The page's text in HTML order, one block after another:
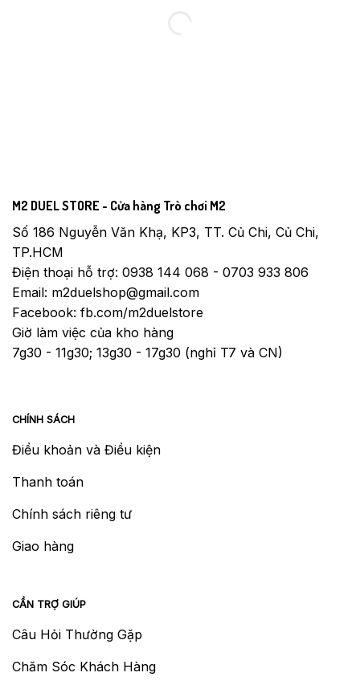
M2 DUEL STORE - Cửa hàng Trò chơi M2
Số 186 Nguyễn Văn Khạ, KP3, TT. Củ Chi, Củ Chi,
TP.HCM
Điện thoại hỗ trợ: 0938 144 068 - 0703 933 806
Email: m2duelshop@gmail.com
Facebook: fb.com/m2duelstore
Giờ làm việc của kho hàng
7g30 - 11g30; 13g30 - 17g30 (nghỉ T7 và CN)
CHÍNH SÁCH
Điều khoản và Điều kiện
Thanh toán
Chính sách riêng tư
Giao hàng
CẦN TRỢ GIÚP
Câu Hỏi Thường Gặp
Chăm Sóc Khách Hàng